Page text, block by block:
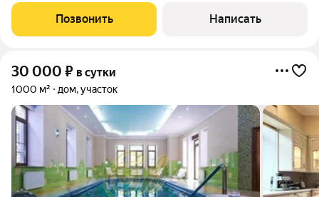
Уютный современный дом на берегу
Позвонить Написать
30 000 ₽ в сутки
1000 м² дом, участок